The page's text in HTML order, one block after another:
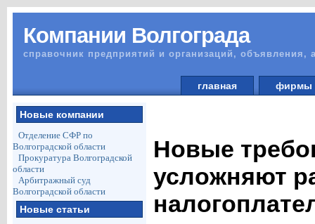
Компании Волгограда
справочник предприятий и организаций, объявления,
главная
Новые компании
Отделение СФР по
Волгоградской области
Прокуратура Волгоградской
области
Арбитражный суд
Волгоградской области
Новые статьи
Новые
усложняют